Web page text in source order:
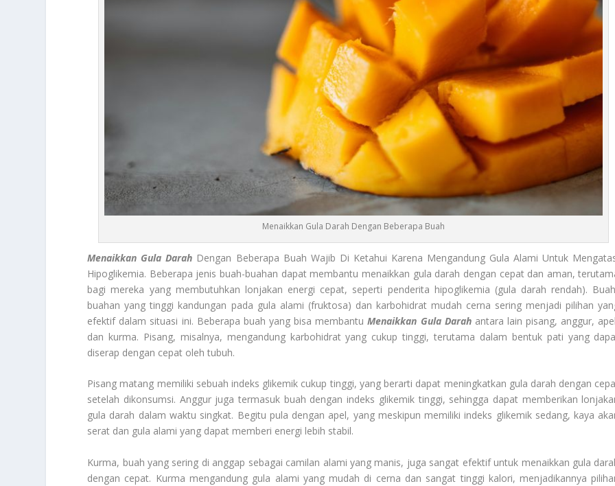
Menaikkan Gula Darah Dengan Beberapa Buah
Menaikkan Gula Darah Dengan Beberapa Buah Wajib Di Ketahui Karena Mengandung Gula Alami Untuk
Hipoglikemia. Beberapa jenis buah-buahan dapat membantu menaikkan gula darah dengan cepat dan aman,
bagi mereka yang membutuhkan lonjakan energi cepat, seperti penderita hipoglikemia (gula darah rendah).
buahan yang tinggi kandungan pada gula alami (fruktosa) dan karbohidrat mudah cerna sering menjadi pilihan
efektif dalam situasi ini. Beberapa buah yang bisa membantuMenaikkan Gula Darahantara lain pisang, anggur,
dan kurma. Pisang, misalnya, mengandung karbohidrat yang cukup tinggi, terutama dalam bentuk pati yang
diserap dengan cepat oleh tubuh.
Pisang matang memiliki sebuah indeks glikemik cukup tinggi, yang berarti dapat meningkatkan gula darah dengan
setelah dikonsumsi. Anggur juga termasuk buah dengan indeks glikemik tinggi, sehingga dapat memberikan
gula darah dalam waktu singkat. Begitu pula dengan apel, yang meskipun memiliki indeks glikemik sedang, kaya
serat dan gula alami yang dapat memberi energi lebih stabil.
Kurma, buah yang sering di anggap sebagai camilan alami yang manis, juga sangat efektif untuk menaikkan gula
dengan cepat. Kurma mengandung gula alami yang mudah di cerna dan sangat tinggi kalori, menjadikannya